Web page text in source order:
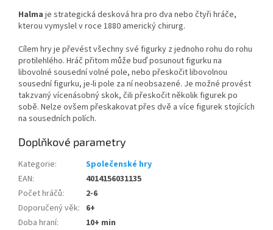
Halma je strategická desková hra pro dva nebo čtyři hráče,
kterou vymyslel v roce 1880 americký chirurg.
Cílem hry je převést všechny své figurky z jednoho rohu do rohu
protilehlého. Hráč přitom může buď posunout figurku na
libovolné sousední volné pole, nebo přeskočit libovolnou
sousední figurku, je-li pole za ní neobsazené. Je možné provést
takzvaný vícenásobný skok, čili přeskočit několik figurek po
sobě. Nelze ovšem přeskakovat přes dvě a více figurek stojících
na sousedních polích.
Doplňkové parametry
Kategorie:
Společenské hry
EAN:
4014156031135
Počet hráčů:
2-6
Doporučený věk: 6+
Doba hraní:
10+ min